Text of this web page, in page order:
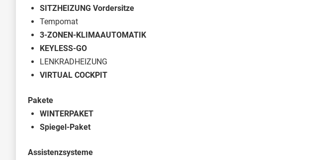
SITZHEIZUNG Vordersitze
Tempomat
3-ZONEN-KLIMAAUTOMATIK
KEYLESS-GO
LENKRADHEIZUNG
VIRTUAL COCKPIT
Pakete
WINTERPAKET
Spiegel-Paket
Assistenzsysteme